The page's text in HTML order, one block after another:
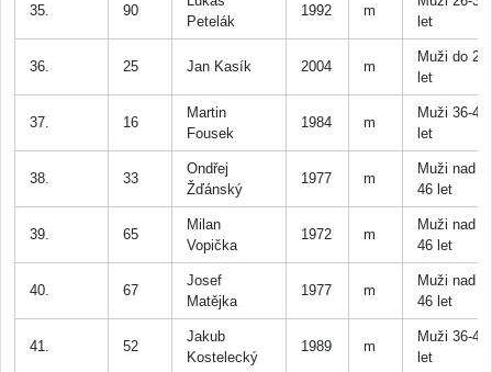
35. 90
Petelák
1992 m
let
36. 25 Jan Kasík 2004 m
Muži do 25
let
37. 16
Martin
Fousek
1984 m
Muži 36-45
let
38. 33
Ondřej
Žďánský
1977 m
Muži nad
46 let
39. 65
Milan
Vopička
1972 m
Muži nad
46 let
40. 67
Josef
Matějka
1977 m
Muži nad
46 let
41. 52
Jakub
Kostelecký
1989 m
Muži 36-45
let